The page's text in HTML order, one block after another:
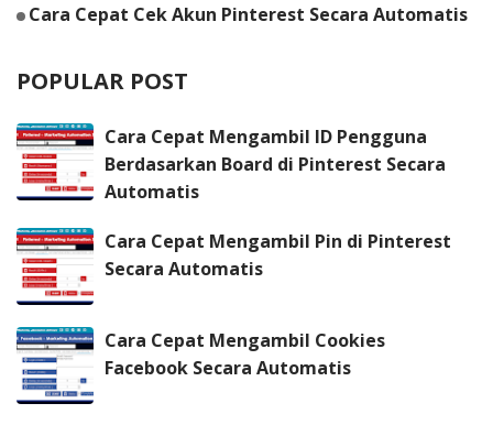
Cara Cepat Cek Akun Pinterest Secara Automatis
POPULAR POST
Cara Cepat Mengambil ID Pengguna
Berdasarkan Board di Pinterest Secara
Automatis
Cara Cepat Mengambil Pin di Pinterest
Secara Automatis
Cara Cepat Mengambil Cookies
Facebook Secara Automatis